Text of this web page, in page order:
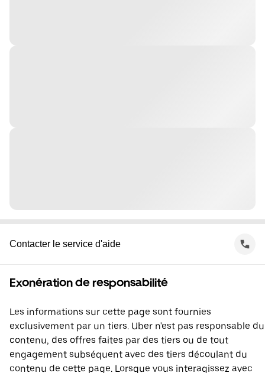
Contacter le service d'aide
Exonération de responsabilité
Les informations sur cette page sont fournies
exclusivement par un tiers. Uber n'est pas responsable du
contenu, des offres faites par des tiers ou de tout
engagement subséquent avec des tiers découlant du
contenu de cette page. Lorsque vous interagissez avec